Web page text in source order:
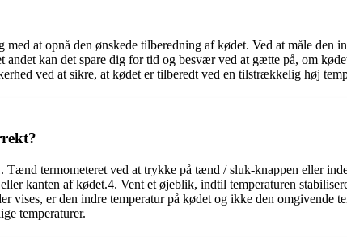
at opnå den ønskede tilberedning af kødet. Ved at måle den
kan det spare dig for tid og besvær ved at gætte på, om
ved at sikre, at kødet er tilberedt ved en tilstrækkelig høj
termometeret ved at trykke på tænd / sluk-knappen eller
kanten af ​​kødet.4. Vent et øjeblik, indtil temperaturen
vises, er den indre temperatur på kødet og ikke den
temperaturer.